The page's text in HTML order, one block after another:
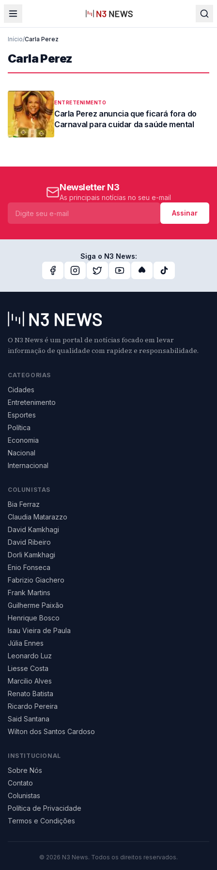
Início/Carla Perez
Carla Perez
ENTRETENIMENTO
Carla Perez anuncia que ficará fora do
Carnaval para cuidar da saúde mental
Newsletter N3
As principais notícias no seu e-mail
Assinar
Siga o N3 News:
O N3 News é um portal de notícias focado em levar
informação de qualidade com rapidez e responsabilidade.
CATEGORIAS
Cidades
Entretenimento
Esportes
Política
Economia
Nacional
Internacional
COLUNISTAS
Bia Ferraz
Claudia Matarazzo
David Kamkhagi
David Ribeiro
Dorli Kamkhagi
Enio Fonseca
Fabrizio Giachero
Frank Martins
Guilherme Paixão
Henrique Bosco
Isau Vieira de Paula
Júlia Ennes
Leonardo Luz
Liesse Costa
Marcilio Alves
Renato Batista
Ricardo Pereira
Said Santana
Wilton dos Santos Cardoso
INSTITUCIONAL
Sobre Nós
Contato
Colunistas
Política de Privacidade
Termos e Condições
© 2026 N3 News. Todos os direitos reservados.